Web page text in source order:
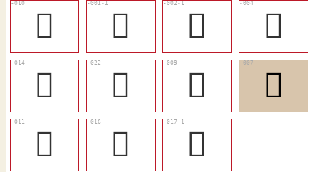
󵱱 󵱬 󵱭
󵱮
󵱳
󵱶 󵱰
󵱯
󵱲
󵱴 󵱵